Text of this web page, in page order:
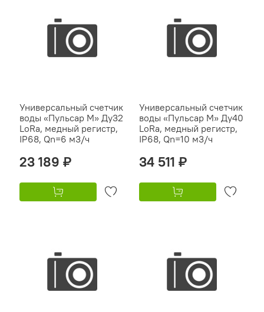
Универсальный счетчик
воды «Пульсар М» Ду32
LoRa, медный регистр,
IP68, Qn=6 м3/ч
23 189 ₽
Универсальный счетчик
воды «Пульсар М» Ду40
LoRa, медный регистр,
IP68, Qn=10 м3/ч
34 511 ₽